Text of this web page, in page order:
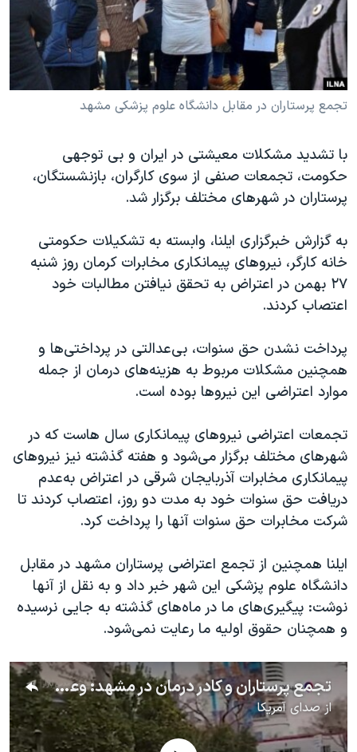
فرهنگ و زندگی
حقوق شهروندی
اقتصادی
علم و فناوری
گالری عکس
آرشیو پخش زنده
مستندها
انتخابات ریاست جمهوری آمریکا ۲۰۲۴
حمله جمهوری اسلامی به اسرائیل
رمز مهسا
اعتراضات زن، زندگی، آزادی
مجموعه مستندهای دادخواهی
دادگاه حمید نوری
چهل سال گروگان‌گیری
قانون شفافیت دارائی کادر رهبری ایران
اسرائیل در جنگ
نرگس محمدی برنده جایزه نوبل صلح
صفحه‌های ویژه
سفر پرزیدنت ترامپ به چین
دنبال کنید
تجمع پرستاران در مقابل دانشگاه علوم پزشکی مشهد
با تشدید مشکلات معیشتی در ایران و بی توجهی
حکومت، تجمعات صنفی از سوی کارگران، بازنشستگان،
پرستاران در شهرهای مختلف برگزار شد.
به گزارش خبرگزاری ایلنا، وابسته به تشکیلات حکومتی
خانه کارگر، نیروهای پیمانکاری مخابرات کرمان روز شنبه
۲۷ بهمن در اعتراض به‌ تحقق نیافتن مطالبات خود
اعتصاب کردند.
پرداخت نشدن حق سنوات، بی‌عدالتی در پرداختی‌ها و
همچنین مشکلات مربوط به هزینه‌های درمان از جمله
موارد اعتراضی این نیروها بوده است.
تجمعات اعتراضی نیروهای پیمانکاری سال هاست که در
شهرهای مختلف برگزار می‌شود و هفته گذشته نیز نیروهای
پیمانکاری مخابرات آذربایجان شرقی در اعتراض به‌عدم
دریافت حق سنوات خود به مدت دو روز، اعتصاب کردند تا
شرکت مخابرات حق سنوات آنها را پرداخت کرد.
ایلنا همچنین از تجمع اعتراضی پرستاران مشهد در مقابل
دانشگاه علوم پزشکی این شهر خبر داد و به نقل از آنها
نوشت: پیگیری‌های ما در ماه‌های گذشته به جایی نرسیده
و همچنان حقوق اولیه ما رعایت نمی‌شود.
تجمع پرستاران و کادر درمان در مشهد: وعده، وعید کافیه، سفره ما خالیه
ازصدای آمریکا
No media source currently available